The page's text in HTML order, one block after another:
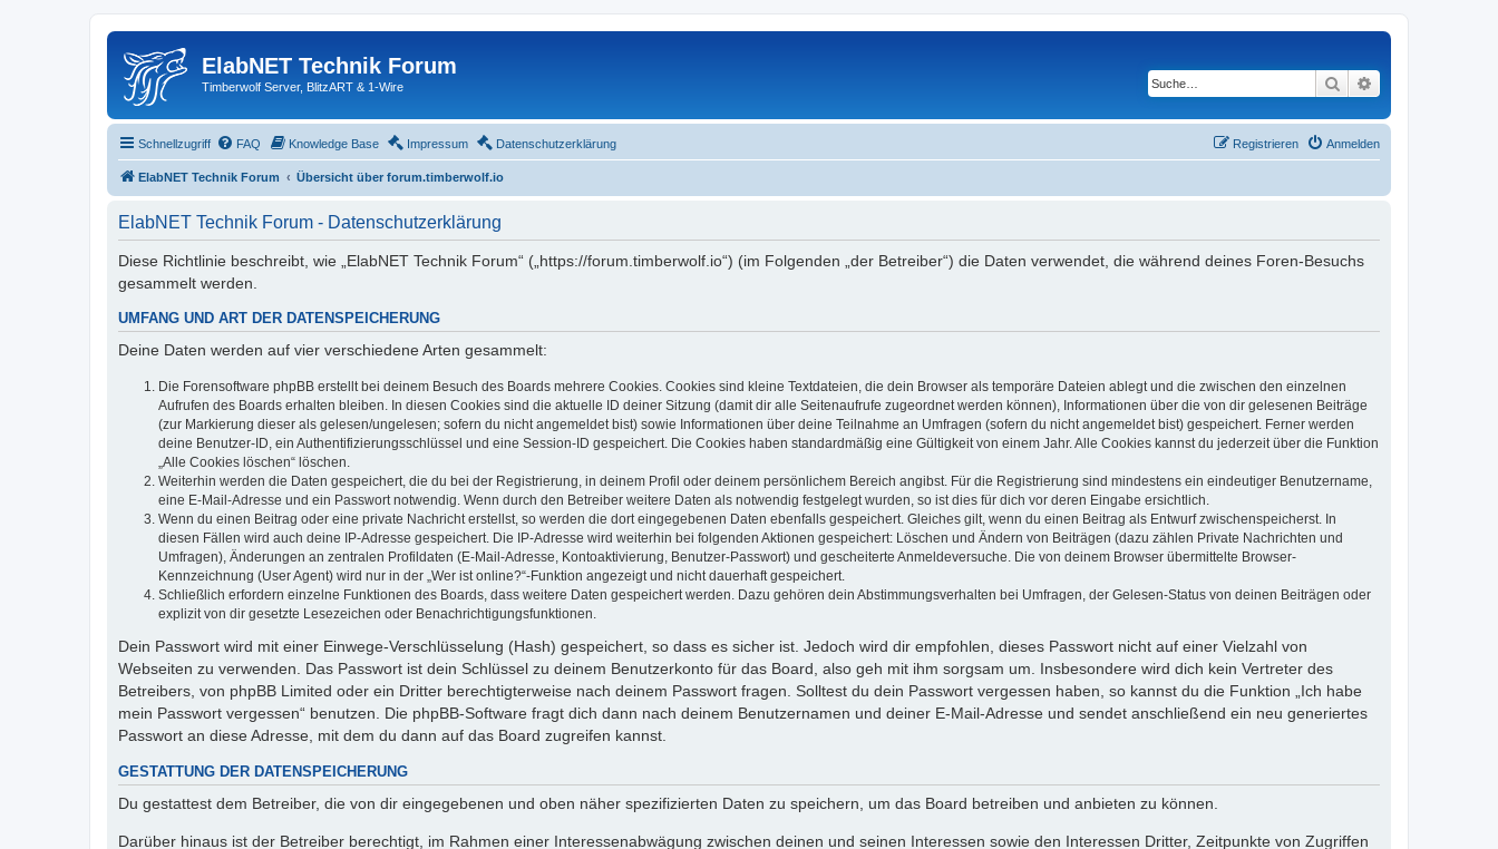
ElabNET Technik Forum
Timberwolf Server, BlitzART & 1-Wire Suche
Schnellzugriff FAQ Knowledge Base Impressum Datenschutzerklärung Anmelden
Registrieren
ElabNET Technik Forum Übersicht über forum.timberwolf.io
ElabNET Technik Forum - Datenschutzerklärung
Diese Richtlinie beschreibt, wie „ElabNET Technik Forum“ („https://forum.timberwolf.io“) (im Folgenden „der Betreiber“) die Daten verwendet, die während deines Foren-Besuchs
gesammelt werden.
UMFANG UND ART DER DATENSPEICHERUNG
Deine Daten werden auf vier verschiedene Arten gesammelt:
Die Forensoftware phpBB erstellt bei deinem Besuch des Boards mehrere Cookies. Cookies sind kleine Textdateien, die dein Browser als temporäre Dateien ablegt und die zwischen den einzelnen
Aufrufen des Boards erhalten bleiben. In diesen Cookies sind die aktuelle ID deiner Sitzung (damit dir alle Seitenaufrufe zugeordnet werden können), Informationen über die von dir gelesenen Beiträge
(zur Markierung dieser als gelesen/ungelesen; sofern du nicht angemeldet bist) sowie Informationen über deine Teilnahme an Umfragen (sofern du nicht angemeldet bist) gespeichert. Ferner werden
deine Benutzer-ID, ein Authentifizierungsschlüssel und eine Session-ID gespeichert. Die Cookies haben standardmäßig eine Gültigkeit von einem Jahr. Alle Cookies kannst du jederzeit über die Funktion
„Alle Cookies löschen“ löschen.
Weiterhin werden die Daten gespeichert, die du bei der Registrierung, in deinem Profil oder deinem persönlichem Bereich angibst. Für die Registrierung sind mindestens ein eindeutiger Benutzername,
eine E-Mail-Adresse und ein Passwort notwendig. Wenn durch den Betreiber weitere Daten als notwendig festgelegt wurden, so ist dies für dich vor deren Eingabe ersichtlich.
Wenn du einen Beitrag oder eine private Nachricht erstellst, so werden die dort eingegebenen Daten ebenfalls gespeichert. Gleiches gilt, wenn du einen Beitrag als Entwurf zwischenspeicherst. In
diesen Fällen wird auch deine IP-Adresse gespeichert. Die IP-Adresse wird weiterhin bei folgenden Aktionen gespeichert: Löschen und Ändern von Beiträgen (dazu zählen Private Nachrichten und
Umfragen), Änderungen an zentralen Profildaten (E-Mail-Adresse, Kontoaktivierung, Benutzer-Passwort) und gescheiterte Anmeldeversuche. Die von deinem Browser übermittelte Browser-
Kennzeichnung (User Agent) wird nur in der „Wer ist online?“-Funktion angezeigt und nicht dauerhaft gespeichert.
Schließlich erfordern einzelne Funktionen des Boards, dass weitere Daten gespeichert werden. Dazu gehören dein Abstimmungsverhalten bei Umfragen, der Gelesen-Status von deinen Beiträgen oder
explizit von dir gesetzte Lesezeichen oder Benachrichtigungsfunktionen.
Dein Passwort wird mit einer Einwege-Verschlüsselung (Hash) gespeichert, so dass es sicher ist. Jedoch wird dir empfohlen, dieses Passwort nicht auf einer Vielzahl von
Webseiten zu verwenden. Das Passwort ist dein Schlüssel zu deinem Benutzerkonto für das Board, also geh mit ihm sorgsam um. Insbesondere wird dich kein Vertreter des
Betreibers, von phpBB Limited oder ein Dritter berechtigterweise nach deinem Passwort fragen. Solltest du dein Passwort vergessen haben, so kannst du die Funktion „Ich habe
mein Passwort vergessen“ benutzen. Die phpBB-Software fragt dich dann nach deinem Benutzernamen und deiner E-Mail-Adresse und sendet anschließend ein neu generiertes
Passwort an diese Adresse, mit dem du dann auf das Board zugreifen kannst.
GESTATTUNG DER DATENSPEICHERUNG
Du gestattest dem Betreiber, die von dir eingegebenen und oben näher spezifizierten Daten zu speichern, um das Board betreiben und anbieten zu können.
Darüber hinaus ist der Betreiber berechtigt, im Rahmen einer Interessenabwägung zwischen deinen und seinen Interessen sowie den Interessen Dritter, Zeitpunkte von Zugriffen